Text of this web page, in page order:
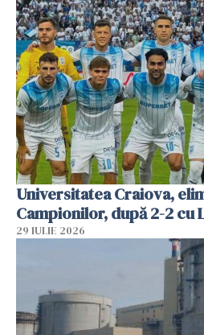
Universitatea Craiova,
Campionilor, după 2-2 cu
29 IULIE 2026